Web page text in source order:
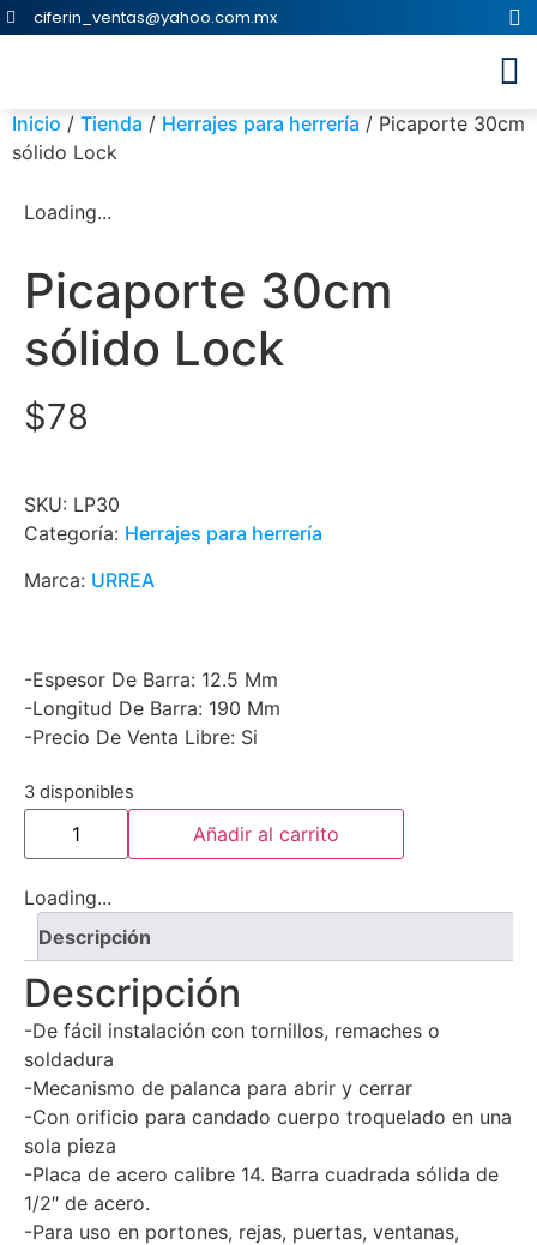
ciferin_ventas@yahoo.com.mx
Inicio / Tienda / Herrajes para herrería / Picaporte 30cm
sólido Lock
Loading...
Picaporte 30cm
sólido Lock
$78
SKU: LP30
Categoría: Herrajes para herrería
Marca: URREA
-Espesor De Barra: 12.5 Mm
-Longitud De Barra: 190 Mm
-Precio De Venta Libre: Si
3 disponibles
Añadir al carrito
Loading...
Descripción
Descripción
-De fácil instalación con tornillos, remaches o
soldadura
-Mecanismo de palanca para abrir y cerrar
-Con orificio para candado cuerpo troquelado en una
sola pieza
-Placa de acero calibre 14. Barra cuadrada sólida de
1/2″ de acero.
-Para uso en portones, rejas, puertas, ventanas,